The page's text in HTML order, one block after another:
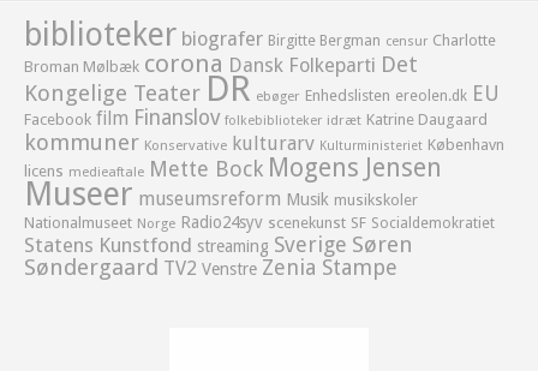
biblioteker biografer Birgitte Bergman censur Charlotte
Broman Mølbæk corona Dansk Folkeparti Det
Kongelige Teater DR ebøger Enhedslisten ereolen.dk EU
Facebook film Finanslov folkebiblioteker idræt Katrine Daugaard
kommuner Konservative kulturarv Kulturministeriet København
licens medieaftale Mette Bock Mogens Jensen
Museer museumsreform Musik musikskoler
Nationalmuseet Norge Radio24syv scenekunst SF Socialdemokratiet
Statens Kunstfond streaming Sverige Søren
Søndergaard TV2 Venstre Zenia Stampe